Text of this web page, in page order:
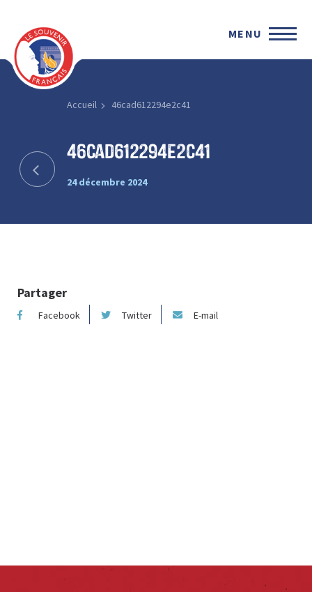
MENU
Accueil 46cad612294e2c41
46cad612294e2c41
24 décembre 2024
Partager
Facebook Twitter E-mail